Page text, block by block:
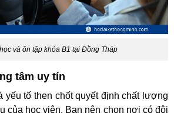
và ôn tập khóa B1 tại Đồng Tháp
tâm uy tín
yếu tố then chốt quyết định chất lượng
của học viên. Bạn nên chọn nơi có đội